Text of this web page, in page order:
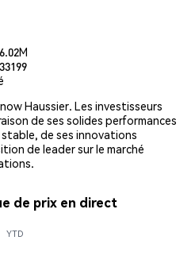
Haussier. Les investisseurs
de ses solides performances
de ses innovations
de leader sur le marché
de prix en direct
YTD